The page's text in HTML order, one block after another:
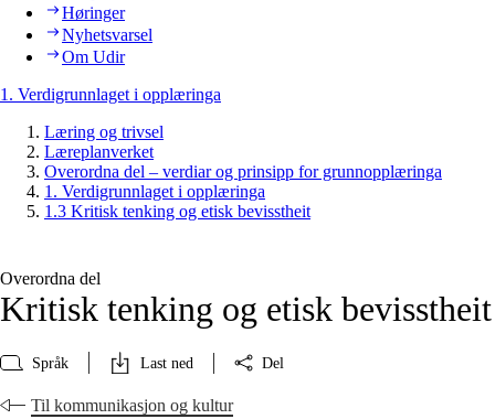
Høringer
Nyhetsvarsel
Om Udir
1. Verdigrunnlaget i opplæringa
Læring og trivsel
Læreplanverket
Overordna del – verdiar og prinsipp for grunnopplæringa
1. Verdigrunnlaget i opplæringa
1.3 Kritisk tenking og etisk bevisstheit
Overordna del
Kritisk tenking og etisk bevisstheit
Språk Last ned Del
Til kommunikasjon og kultur